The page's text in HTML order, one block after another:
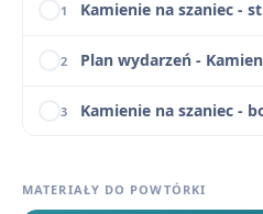
1
2 Plan wydarzeń -
3 Kamienie na szaniec -
MATERIAŁY DO POWTÓRKI